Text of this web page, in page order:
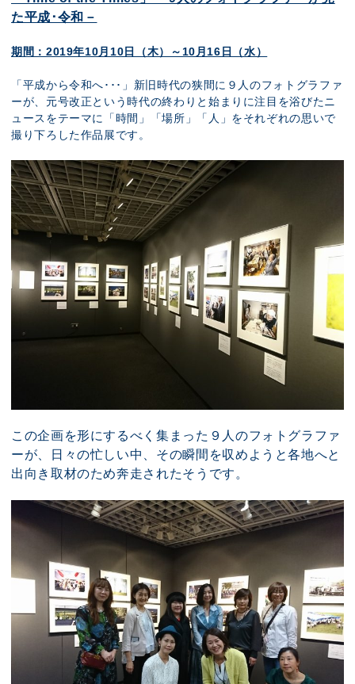
た平成･令和－
期間：2019年10月10日（木）～10月16日（水）
「平成から令和へ･･･」新旧時代の狭間に９人のフォトグラファ
ーが、元号改正という時代の終わりと始まりに注目を浴びたニ
ュースをテーマに「時間」「場所」「人」をそれぞれの思いで
撮り下ろした作品展です。
この企画を形にするべく集まった９人のフォトグラファ
ーが、日々の忙しい中、その瞬間を収めようと各地へと
出向き取材のため奔走されたそうです。